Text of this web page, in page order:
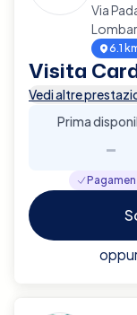
Via
6.1
Visita
Vedi altre
Prima
-